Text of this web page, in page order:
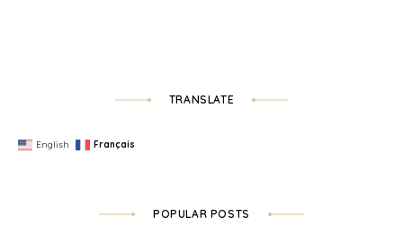
TRANSLATE
English Français
POPULAR POSTS